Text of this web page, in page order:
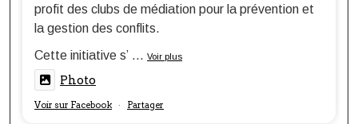
profit des clubs de médiation pour la prévention et
la gestion des conflits.
Cette initiative s’ ... Voir plus
Photo
Voir sur Facebook · Partager